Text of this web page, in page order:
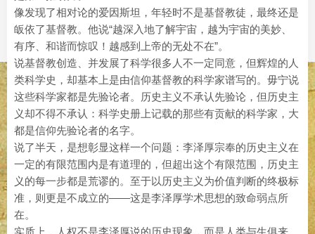
像发现了相对论的爱因斯坦，年轻时不是基督教徒，最终还是
皈依了基督教。他说“越深入地了解宇宙，越为宇宙的美妙、
有序、和谐而惊叹！越感到上帝的无处不在”。
说基督教创造、并发展了科学很多人不一定同意，但辉煌的人
类科学史，却基本上是由信仰基督教的科学家谱写的。毋宁说
这些科学家都是先验论者。历史主义不承认先验论，但历史主
义却不得不承认：科学史册上记载的那些有贡献的科学家，大
都是信仰先验论者的名字。
说了半天，是想彰显这样一个问题：李泽厚宗奉的历史主义在
一定的有限范围内是有道理的，但超出这个有限范围，历史主
义的每一步都是荒谬的。至于以历史主义为价值判断的终极标
准，则更是不成立的——这是李泽厚学术思想的致命弱点所
在。
实质上，人权不是李泽厚说的历史现象，而是人类与生俱来